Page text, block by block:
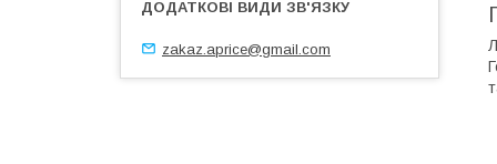
zakaz.aprice@gmail.com